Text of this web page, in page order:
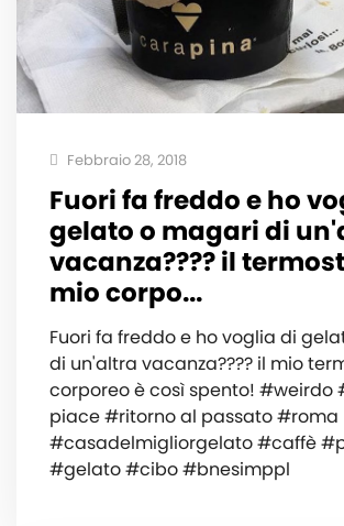
Febbraio 28, 2018
Fuori fa freddo e ho
gelato o magari di
vacanza???? il
mio corpo...
Fuori fa freddo e ho voglia di
di un'altra vacanza???? il mio
corporeo è così spento! #weirdo
piace #ritorno al passato #roma
#casadelmigliorgelato #caffè
#gelato #cibo #bnesimppl